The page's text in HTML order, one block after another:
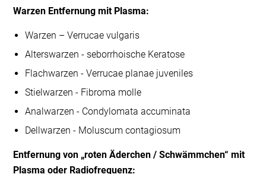
Warzen Entfernung mit Plasma:
Warzen – Verrucae vulgaris
Alterswarzen - seborrhoische Keratose
Flachwarzen - Verrucae planae juveniles
Stielwarzen - Fibroma molle
Analwarzen - Condylomata accuminata
Dellwarzen - Moluscum contagiosum
Entfernung von „roten Äderchen / Schwämmchen“ mit
Plasma oder Radiofrequenz: